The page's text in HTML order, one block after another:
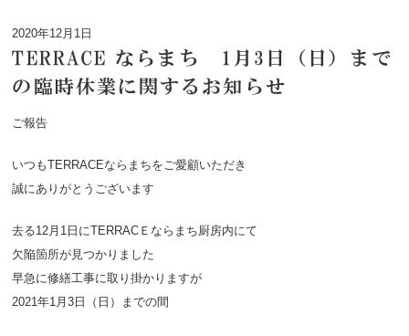
2020年12月1日
TERRACE ならまち 1月3日（日）まで
の臨時休業に関するお知らせ
ご報告
いつもTERRACEならまちをご愛顧いただき
誠にありがとうございます
去る12月1日にTERRACＥならまち厨房内にて
欠陥箇所が見つかりました
早急に修繕工事に取り掛かりますが
2021年1月3日（日）までの間